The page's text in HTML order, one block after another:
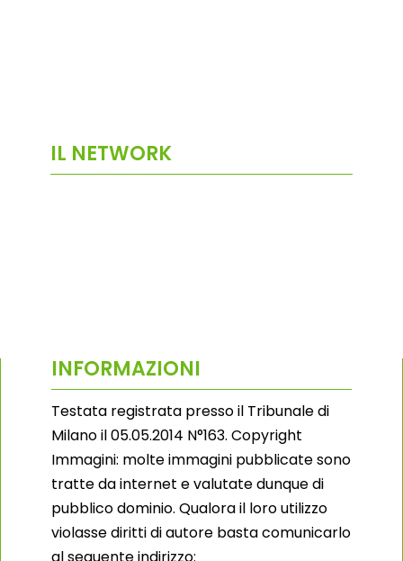
IL NETWORK
INFORMAZIONI
Testata registrata presso il Tribunale di
Milano il 05.05.2014 N°163. Copyright
Immagini: molte immagini pubblicate sono
tratte da internet e valutate dunque di
pubblico dominio. Qualora il loro utilizzo
violasse diritti di autore basta comunicarlo
al seguente indirizzo: